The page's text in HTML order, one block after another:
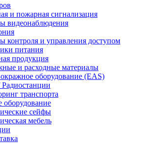
и пожарная сигнализация
видеонаблюдения
контроля и управления доступом
питания
продукция
и расходные материалы
оборудование (EAS)
транспорта
оборудование
сейфы
мебель